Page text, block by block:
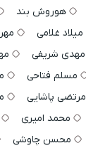
هوروش بند
میلاد غلامی
مهدی شریفی
مسلم فتاحی
مرتضی پاشایی
محمد امیری
محسن چاوشی